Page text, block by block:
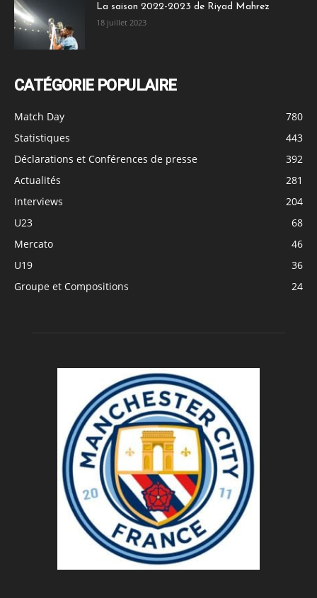
La saison 2022-2023 de Riyad Mahrez
18 juillet 2023
CATÉGORIE POPULAIRE
Match Day
780
Statistiques
443
Déclarations et Conférences de presse
392
Actualités
281
Interviews
204
U23
68
Mercato
46
U19
36
Groupe et Compositions
24